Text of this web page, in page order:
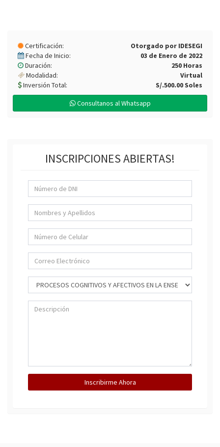
Certificación:
Otorgado por IDESEGI
Fecha de Inicio:
03 de Enero de 2022
Duración:
250 Horas
Modalidad:
Virtual
Inversión Total:
S/.500.00 Soles
Consultanos al Whatsapp
INSCRIPCIONES ABIERTAS!
Inscribirme Ahora